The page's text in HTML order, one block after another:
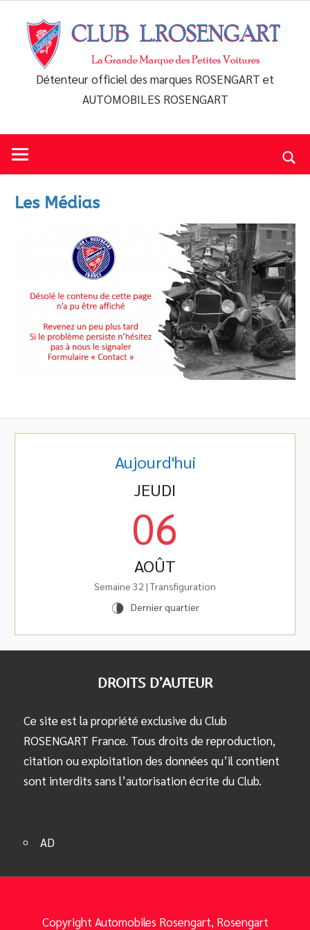
content
Club
L.Rosengart
Détenteur officiel des marques ROSENGART et
AUTOMOBILES ROSENGART
Les Médias
Aujourd'hui
JEUDI
06
AOÛT
Semaine 32 | Transfiguration
U Dernier quartier
DROITS D’AUTEUR
Ce site est la propriété exclusive du Club
ROSENGART France. Tous droits de reproduction,
citation ou exploitation des données qu’il contient
sont interdits sans l’autorisation écrite du Club.
AD
Copyright Automobiles Rosengart, Rosengart